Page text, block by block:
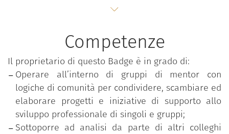
competenze volte ad accompagnare i colleghi
didattiche e professionali, operando in comunità
che riflettono e condividono approcci, valori e
pratiche professionali innovative e facilitano il
processo di affiliazione organizzativa. L’adesione
avviene attraverso una call di ateneo che seleziona
gli aspiranti in base al possesso di titoli formativi e
alla realizzazione di progetti didattici innovativi e di
qualità.
Competenze
Il proprietario di questo Badge è in grado di:
Operare all’interno di gruppi di mentor con
logiche di comunità per condividere, scambiare ed
elaborare progetti e iniziative di supporto allo
sviluppo professionale di singoli e gruppi;
Sottoporre ad analisi da parte di altri colleghi